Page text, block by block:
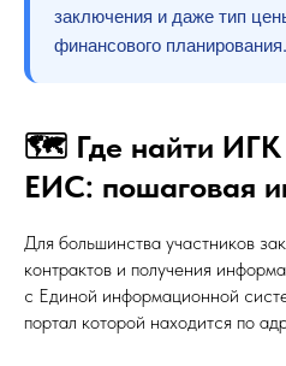
заключения и даже тип
финансового планирования.
🗺️ Где найти ИГК
ЕИС: пошаговая
Для большинства участников
контрактов и получения
с Единой информационной
портал которой находится по